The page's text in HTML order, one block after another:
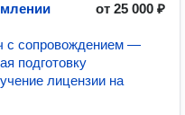
от 25 000 ₽
с сопровождением —
подготовку
лицензии на